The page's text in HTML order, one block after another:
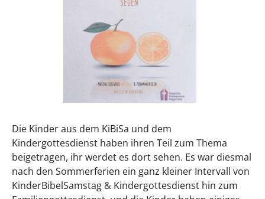
Die Kinder aus dem KiBiSa und dem
Kindergottesdienst haben ihren Teil zum Thema
beigetragen, ihr werdet es dort sehen. Es war diesmal
nach den Sommerferien ein ganz kleiner Intervall von
KinderBibelSamstag & Kindergottesdienst hin zum